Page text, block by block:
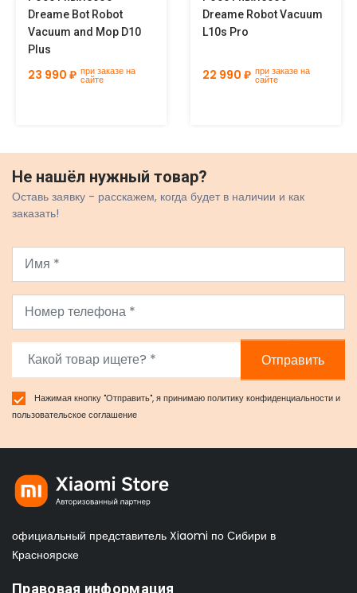
Dreame Bot Robot
Vacuum and Mop D10
Plus
23 990 ₽ при заказе на
сайте
Dreame Robot Vacuum
L10s Pro
22 990 ₽ при заказе на
сайте
Не нашёл нужный товар?
Оставь заявку - расскажем, когда будет в наличии и как
заказать!
Отправить
Нажимая кнопку "Отправить", я принимаюполитику конфиденциальностии
пользовательское соглашение
официальный представитель Xiaomi по Сибири в
Красноярске
Правовая информация